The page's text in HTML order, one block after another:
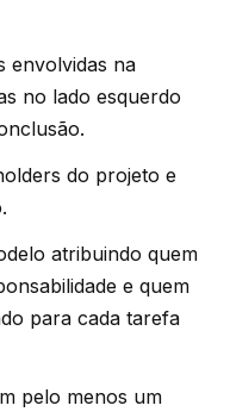
envolvidas na
no lado esquerdo
do projeto e
atribuindo quem
e quem
para cada tarefa
pelo menos um